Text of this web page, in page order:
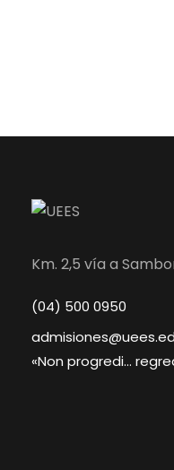
Km. 2,5 vía a
(04) 500 0950
«Non progredi…